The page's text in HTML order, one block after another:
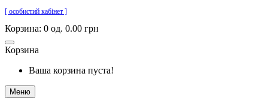
[ особистий кабінет ]
Корзина: 0 од. 0.00 грн
Корзина
Ваша корзина пуста!
Меню